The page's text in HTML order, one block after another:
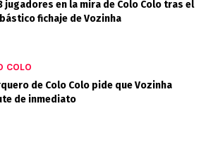
jugadores en la mira de Colo Colo tras el
fichaje de Vozinha
COLO
de Colo Colo pide que Vozinha
de inmediato